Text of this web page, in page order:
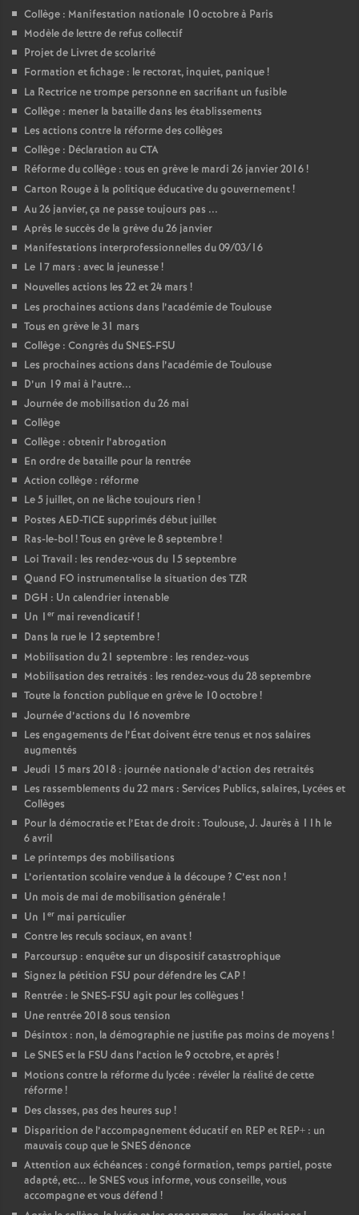
Collège : Manifestation nationale 10 octobre à Paris
Modèle de lettre de refus collectif
Projet de Livret de scolarité
Formation et fichage : le rectorat, inquiet, panique!
La Rectrice ne trompe personne en sacrifiant un fusible
Collège : mener la bataille dans les établissements
Les actions contre la réforme des collèges
Collège : Déclaration au CTA
Réforme du collège : tous en grève le mardi 26 janvier 2016!
Carton Rouge à la politique éducative du gouvernement!
Au 26 janvier, ça ne passe toujours pas ...
Après le succès de la grève du 26 janvier
Manifestations interprofessionnelles du 09/03/16
Le 17 mars : avec la jeunesse!
Nouvelles actions les 22 et 24 mars !
Les prochaines actions dans l’académie de Toulouse
Tous en grève le 31 mars
Collège : Congrès du SNES-FSU
Les prochaines actions dans l’académie de Toulouse
D’un 19 mai à l’autre...
Journée de mobilisation du 26 mai
Collège
Collège : obtenir l’abrogation
En ordre de bataille pour la rentrée
Action collège : réforme
Le 5 juillet, on ne lâche toujours rien !
Postes AED-TICE supprimés début juillet
Ras-le-bol! Tous en grève le 8 septembre!
Loi Travail : les rendez-vous du 15 septembre
Quand FO instrumentalise la situation des TZR
DGH : Un calendrier intenable
Un 1 er mai revendicatif!
Dans la rue le 12 septembre!
Mobilisation du 21 septembre : les rendez-vous
Mobilisation des retraités : les rendez-vous du 28 septembre
Toute la fonction publique en grève le 10 octobre!
Journée d’actions du 16 novembre
Les engagements de l’État doivent être tenus et nos salaires
augmentés
Jeudi 15 mars 2018 : journée nationale d’action des retraités
Les rassemblements du 22 mars : Services Publics, salaires, Lycées et
Collèges
Pour la démocratie et l’Etat de droit : Toulouse, J. Jaurès à 11h le
6 avril
Le printemps des mobilisations
L’orientation scolaire vendue à la découpe? C’est non !
Un mois de mai de mobilisation générale!
Un 1 er mai particulier
Contre les reculs sociaux, en avant!
Parcoursup : enquête sur un dispositif catastrophique
Signez la pétition FSU pour défendre les CAP!
Rentrée : le SNES-FSU agit pour les collègues !
Une rentrée 2018 sous tension
Désintox : non, la démographie ne justifie pas moins de moyens !
Le SNES et la FSU dans l’action le 9 octobre, et après !
Motions contre la réforme du lycée : révéler la réalité de cette
réforme!
Des classes, pas des heures sup!
Disparition de l’accompagnement éducatif en REP et REP+ : un
mauvais coup que le SNES dénonce
Attention aux échéances : congé formation, temps partiel, poste
adapté, etc... le SNES vous informe, vous conseille, vous
accompagne et vous défend !